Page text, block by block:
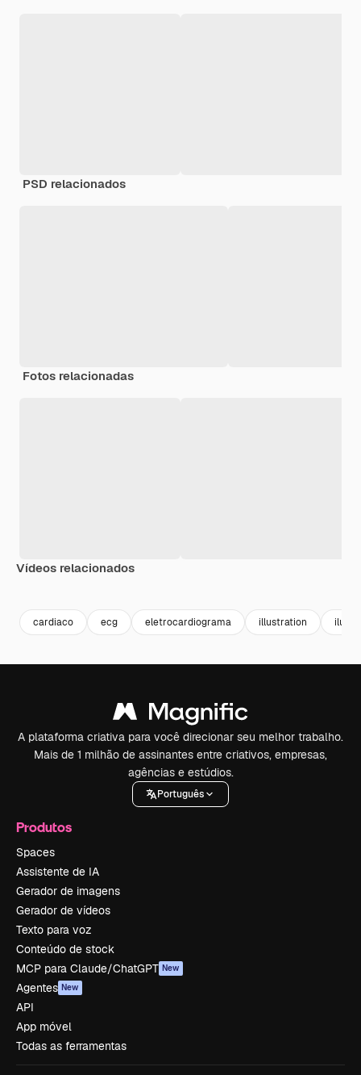
PSD relacionados
Fotos relacionadas
Vídeos relacionados
cardiaco ecg eletrocardiograma illustration
A plataforma criativa para você direcionar seu melhor trabalho.
Mais de 1 milhão de assinantes entre criativos, empresas,
agências e estúdios.
Português
Produtos
Spaces
Assistente de IA
Gerador de imagens
Gerador de vídeos
Texto para voz
Conteúdo de stock
MCP para Claude/ChatGPT New
Agentes New
API
App móvel
Todas as ferramentas